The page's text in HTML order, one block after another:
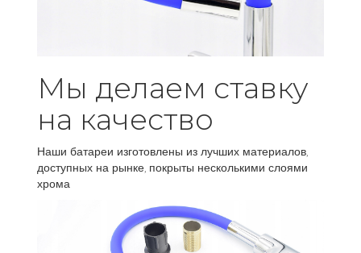
Мы делаем ставку
на качество
Наши батареи изготовлены из лучших материалов,
доступных на рынке, покрыты несколькими слоями
хрома